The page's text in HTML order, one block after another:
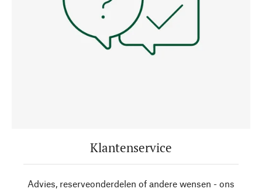
Klantenservice
Advies, reserveonderdelen of andere wensen - ons